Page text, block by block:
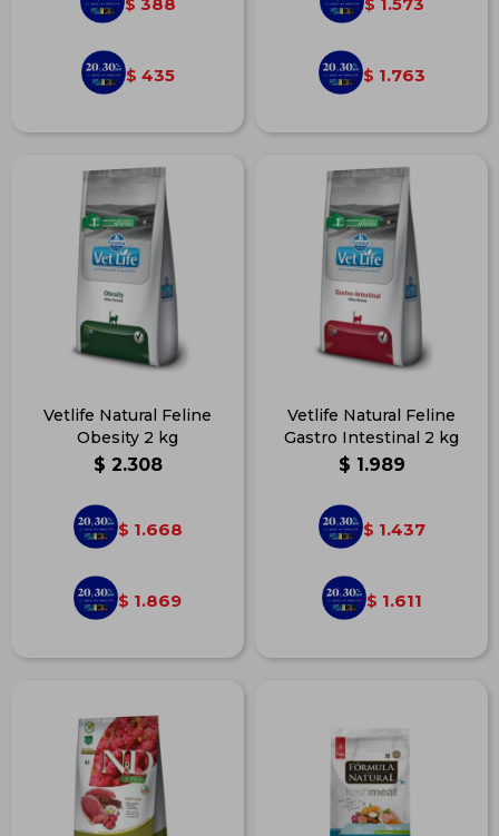
$
$ 435
$
$ 1.763
Vetlife Natural Feline
Obesity 2 kg
$ 2.308
$ 1.668
$ 1.869
Vetlife Natural Feline
Gastro Intestinal 2 kg
$ 1.989
$ 1.437
$ 1.611